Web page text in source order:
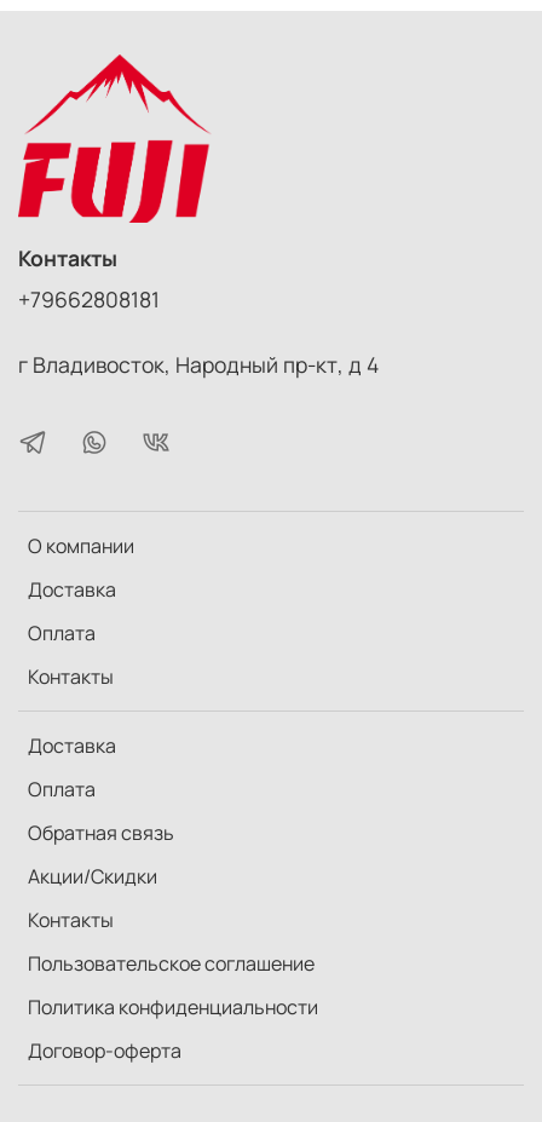
Удаленная настройка вспышки с камеры
использование экспонометра в дистанционном
руководстве
Порт синхронизации для студийного освещения
Поддерживает однократное срабатывание
вспышки
Обычные батарейки АА
Поставляется с обоими шнурами спуска затвора
О компании
Доставка
Оплата
Контакты
Доставка
Оплата
Обратная связь
Акции/Скидки
Контакты
Пользовательское соглашение
Политика конфиденциальности
Договор-оферта
Контакты
+79662808181
г Владивосток, Народный пр-кт, д 4